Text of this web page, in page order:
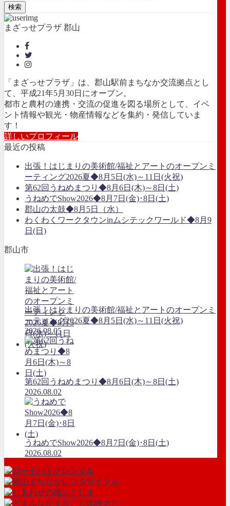
検索
まざっせプラザ 郡山
「まざっせプラザ」は、郡山駅前まちなか交流拠点とし
て、平成21年5月30日にオープン。
都市と農村の連携・交流の促進を図る場所として、イベ
ント情報や観光・物産情報などを集約・発信していま
す！
詳しいプロフィール
最近の投稿
出張！はじまりの美術館/福祉とアートのオープンミ
ーティング2026夏◆8月5日(水)～11日(火祝)
第62回うねめまつり◆8月6日(木)～8日(土)
うねめでShow2026◆8月7日(金)･8日(土)
郡山の太鼓◆8月5日（水）
わくわくワークタウンinムシテックワールド◆8月9
日(日)
郡山市
出張！はじまりの美術館/福祉とアートのオープンミ
ーティング2026夏◆8月5日(水)～11日(火祝)
2026.08.05
第62回うねめまつり◆8月6日(木)～8日(土)
2026.08.02
うねめでShow2026◆8月7日(金)･8日(土)
2026.08.02